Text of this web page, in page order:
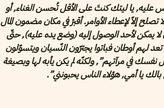
عليه, يا ليتك كنتَ على الأقل تُحسن الغناء, أو
إلاّ لإعطاء الأوامر. أقبرْ في مكان مضمون المال
يمكن لأحد الوصول إليه (وضع يده عليه), حتّى
تعد لهم أوطان فباتوا يجترّون النّسيان ويتسوّلون
في مرآتهم”, ولكنّه لم يكن يأبه لها وبصيغة
يا أمي, هؤلاء الناس يحبونني”.